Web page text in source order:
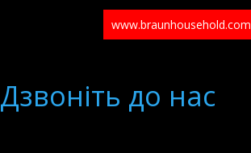
www.braunhousehold.com
Дзвонiть до нас